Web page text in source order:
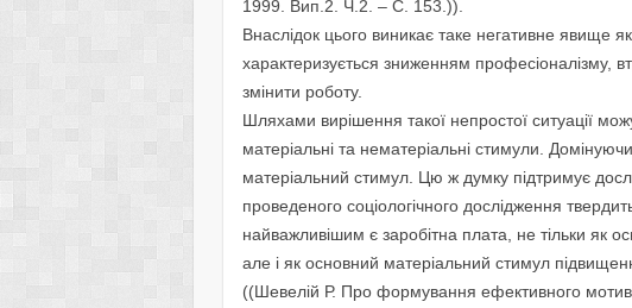
1999. Вип.2. Ч.2. – С. 153.)).
Внаслідок цього виникає таке негативне явище
характеризується зниженням професіоналізму,
змінити роботу.
Шляхами вирішення такої непростої ситуації
матеріальні та нематеріальні стимули.
матеріальний стимул. Цю ж думку підтримує
проведеного соціологічного дослідження
найважливішим є заробітна плата, не тільки як
але і як основний матеріальний стимул
((Шевелій Р. Про формування ефективного